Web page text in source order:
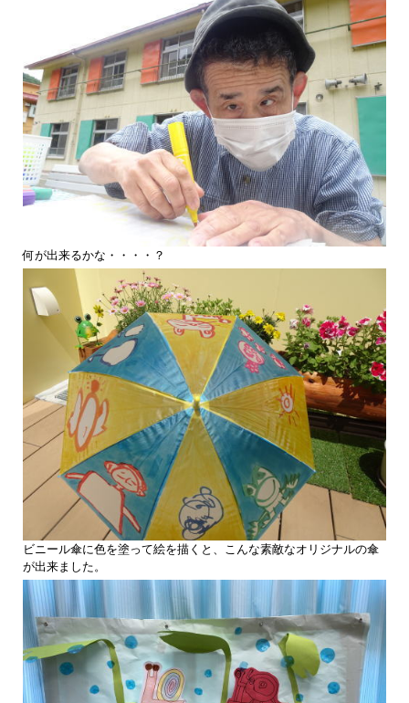
何が出来るかな・・・・？
ビニール傘に色を塗って絵を描くと、こんな素敵なオリジナルの傘
が出来ました。